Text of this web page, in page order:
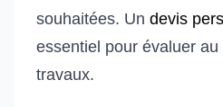
souhaitées. Un devis
essentiel pour évaluer
travaux.